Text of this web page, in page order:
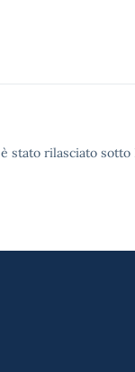
stato rilasciato